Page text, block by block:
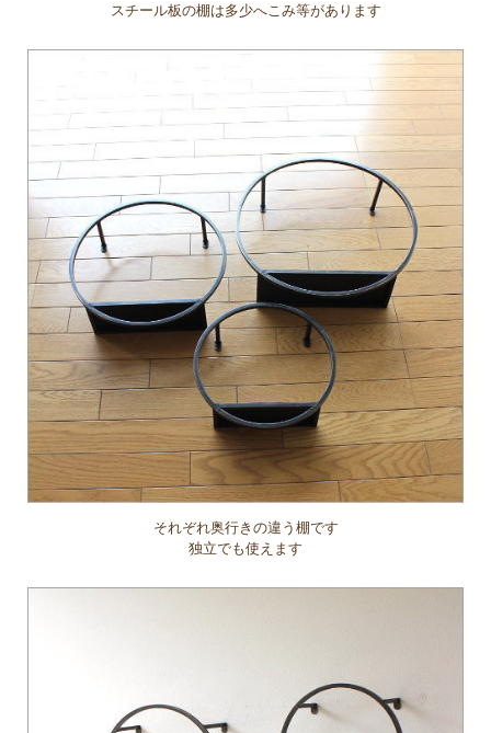
スチール板の棚は多少へこみ等があります
それぞれ奥行きの違う棚です
独立でも使えます